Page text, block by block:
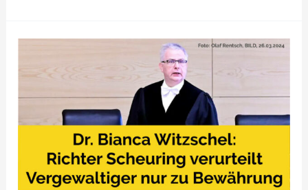
DuVall
ausgewiesen
werden